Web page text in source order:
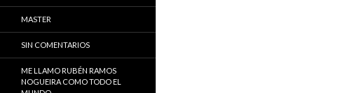
MASTER
SIN COMENTARIOS
ME LLAMO RUBÉN RAMOS
NOGUEIRA COMO TODO EL